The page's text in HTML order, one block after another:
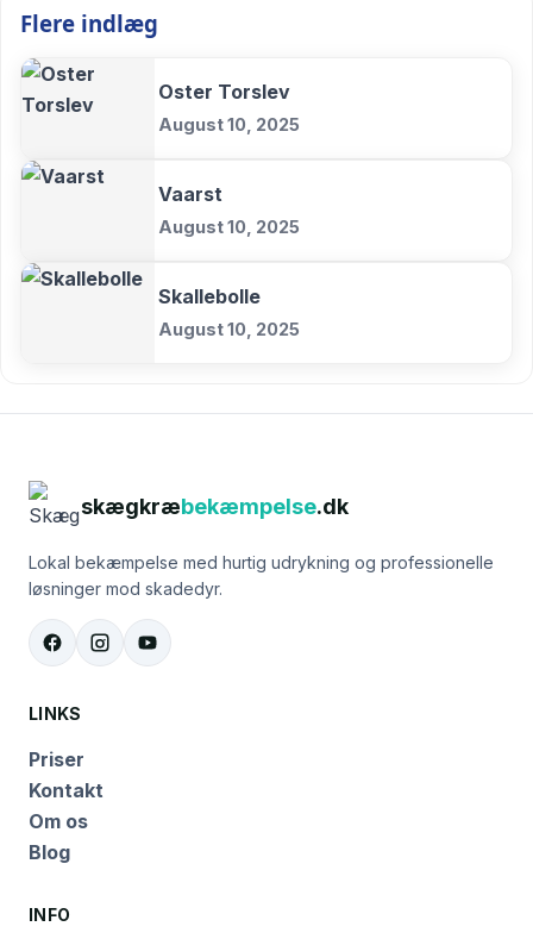
Flere indlæg
Oster Torslev
August 10, 2025
Vaarst
August 10, 2025
Skallebolle
August 10, 2025
skægkræbekæmpelse.dk
Lokal bekæmpelse med hurtig udrykning og professionelle
løsninger mod skadedyr.
LINKS
Priser
Kontakt
Om os
Blog
INFO